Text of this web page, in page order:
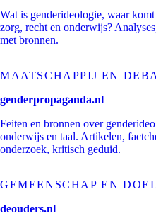
Wat is genderideologie, waar
zorg, recht en onderwijs?
met bronnen.
MAATSCHAPPIJ EN
genderpropaganda.nl
Feiten en bronnen over
onderwijs en taal. Artikelen,
onderzoek, kritisch geduid.
GEMEENSCHAP EN
deouders.nl